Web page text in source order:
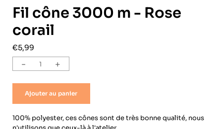
Fil cône 3000 m - Rose
corail
€5,99
- +
Ajouter au panier
100% polyester, ces cônes sont de très bonne qualité, nous
n'utilisons que ceux-là à l'atelier.